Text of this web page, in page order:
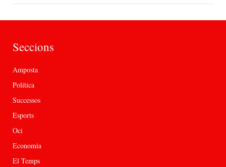
Seccions
Amposta
Política
Successos
Esports
Oci
Economia
El Temps